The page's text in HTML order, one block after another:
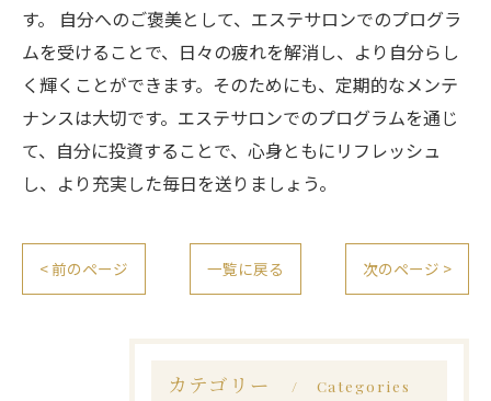
す。 自分へのご褒美として、エステサロンでのプログラ
ムを受けることで、日々の疲れを解消し、より自分らし
く輝くことができます。そのためにも、定期的なメンテ
ナンスは大切です。エステサロンでのプログラムを通じ
て、自分に投資することで、心身ともにリフレッシュ
し、より充実した毎日を送りましょう。
< 前のページ 一覧に戻る 次のページ >
カテゴリー Categories